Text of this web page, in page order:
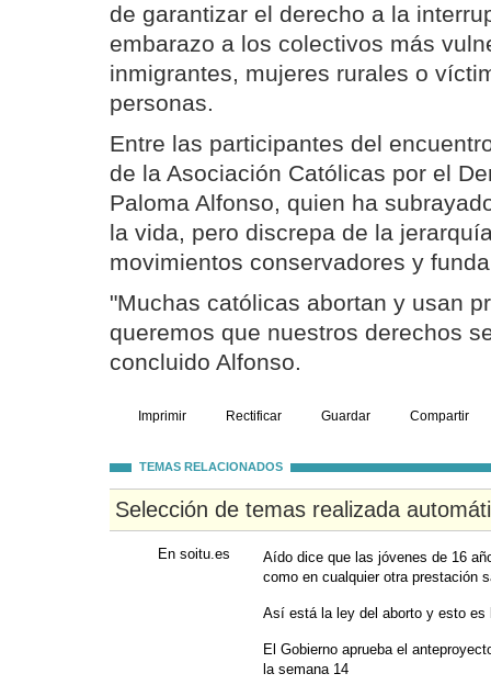
de garantizar el derecho a la
embarazo a los colectivos más
inmigrantes, mujeres rurales o
personas.
Entre las participantes del
de la Asociación Católicas por el
Paloma Alfonso, quien ha
la vida, pero discrepa de la
movimientos conservadores y
"Muchas católicas abortan y usan
queremos que nuestros derechos
concluido Alfonso.
Imprimir Rectificar Guardar Compartir
TEMAS RELACIONADOS
Selección de temas realizada
En soitu.es
Aído dice que las jóvenes de 16
como en cualquier otra prestación
Así está la ley del aborto y esto es
El Gobierno aprueba el
la semana 14